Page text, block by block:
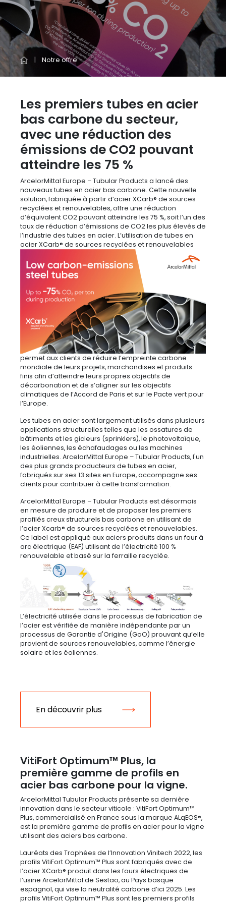
Notre offre
Les premiers tubes en acier
bas carbone du secteur,
avec une réduction des
émissions de CO2 pouvant
atteindre les 75 %
ArcelorMittal Europe – Tubular Products a lancé des
nouveaux tubes en acier bas carbone. Cette nouvelle
solution, fabriquée à partir d’acier XCarb® de sources
recyclées et renouvelables, offre une réduction
d’équivalent CO2 pouvant atteindre les 75 %, soit l’un des
taux de réduction d’émissions de CO2 les plus élevés de
l’industrie des tubes en acier. L’utilisation de tubes en
acier XCarb® de sources recyclées et renouvelables
permet aux clients de réduire l’empreinte carbone
mondiale de leurs projets, marchandises et produits
finis afin d’atteindre leurs propres objectifs de
décarbonation et de s’aligner sur les objectifs
climatiques de l’Accord de Paris et sur le Pacte vert pour
l’Europe.
Les tubes en acier sont largement utilisés dans plusieurs
applications structurelles telles que les ossatures de
bâtiments et les gicleurs (sprinklers), le photovoltaïque,
les éoliennes, les échafaudages ou les machines
industrielles. ArcelorMittal Europe – Tubular Products, l'un
des plus grands producteurs de tubes en acier,
fabriqués sur ses 13 sites en Europe, accompagne ses
clients pour contribuer à cette transformation.
ArcelorMittal Europe – Tubular Products est désormais
en mesure de produire et de proposer les premiers
profilés creux structurels bas carbone en utilisant de
l’acier Xcarb® de sources recyclées et renouvelables.
Ce label est appliqué aux aciers produits dans un four à
arc électrique (EAF) utilisant de l’électricité 100 %
renouvelable et basé sur la ferraille recyclée.
L’électricité utilisée dans le processus de fabrication de
l’acier est vérifiée de manière indépendante par un
processus de Garantie d'Origine (GoO) prouvant qu’elle
provient de sources renouvelables, comme l’énergie
solaire et les éoliennes.
En découvrir plus
VitiFort Optimum™ Plus, la
première gamme de profils en
acier bas carbone pour la vigne.
ArcelorMittal Tubular Products présente sa dernière
innovation dans le secteur viticole : VitiFort Optimum™
Plus, commercialisé en France sous la marque ALqEOS®,
est la première gamme de profils en acier pour la vigne
utilisant des aciers bas carbone.
Lauréats des Trophées de l’Innovation Vinitech 2022, les
profils VitiFort Optimum™ Plus sont fabriqués avec de
l’acier XCarb® produit dans les fours électriques de
l’usine ArcelorMittal de Sestao, au Pays basque
espagnol, qui vise la neutralité carbone d’ici 2025. Les
profils VitiFort Optimum™ Plus sont les premiers profils